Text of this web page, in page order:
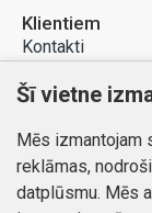
Klientiem
Kontakti
Preču atgriešana
Mans profils
Pasūtījumi
Šī vietne
Mēs izmantojam
reklāmas,
datplūsmu. Mēs